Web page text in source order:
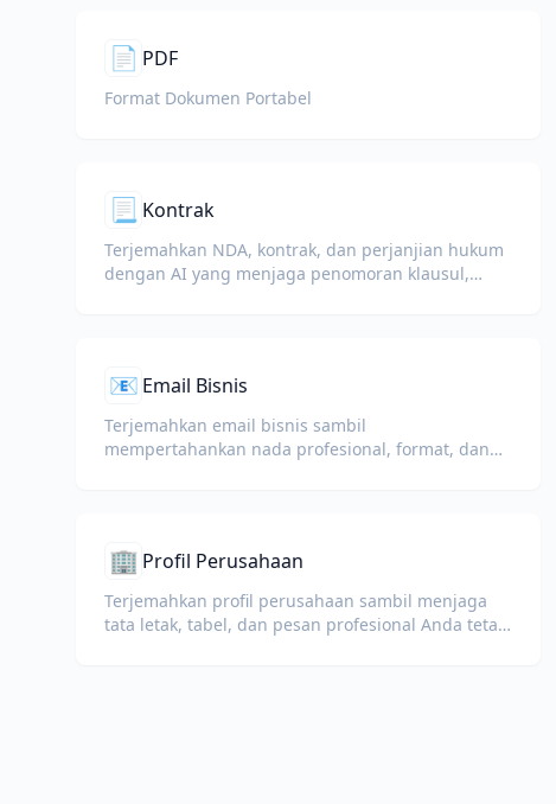
📄 PDF
Format Dokumen Portabel
📃 Kontrak
Terjemahkan NDA, kontrak, dan perjanjian hukum
dengan AI yang menjaga penomoran klausul,
📧 Email Bisnis
Terjemahkan email bisnis sambil
mempertahankan nada profesional, format, dan
🏢 Profil Perusahaan
Terjemahkan profil perusahaan sambil menjaga
tata letak, tabel, dan pesan profesional Anda tetap